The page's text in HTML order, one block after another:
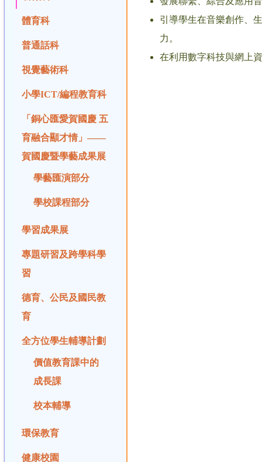
體育科
普通話科
視覺藝術科
小學ICT/編程教育科
「銅心匯愛賀國慶 五
育融合顯才情」——
賀國慶暨學藝成果展
學藝匯演部分
學校課程部分
學習成果展
專題研習及跨學科學
習
德育、公民及國民教
育
全方位學生輔導計劃
價值教育課中的
成長課
校本輔導
環保教育
健康校園
引導學生在音樂創作、
力。
在利用數字科技與網上